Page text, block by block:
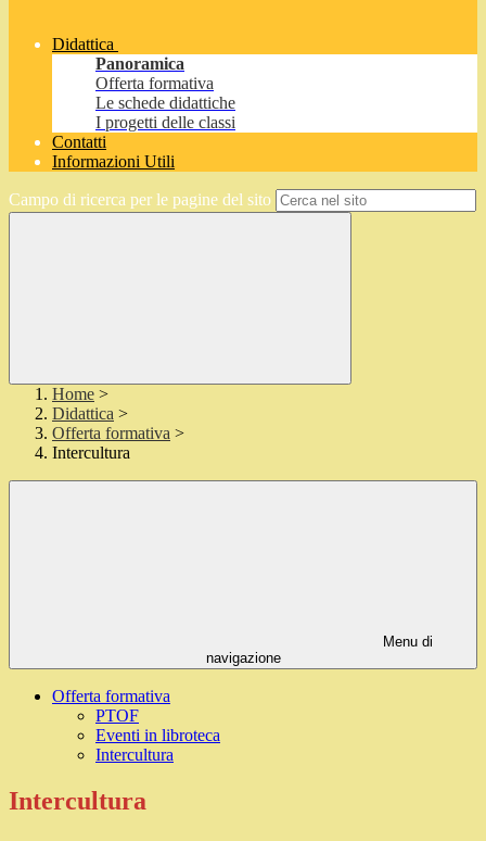
Didattica
Panoramica
Offerta formativa
Le schede didattiche
I progetti delle classi
Contatti
Informazioni Utili
Campo di ricerca per le pagine del sito
Home >
Didattica >
Offerta formativa >
Intercultura
Menu di
navigazione
Offerta formativa
PTOF
Eventi in libroteca
Intercultura
Intercultura